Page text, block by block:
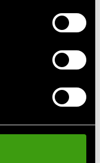
Power-
4 890 SEK
nær dig